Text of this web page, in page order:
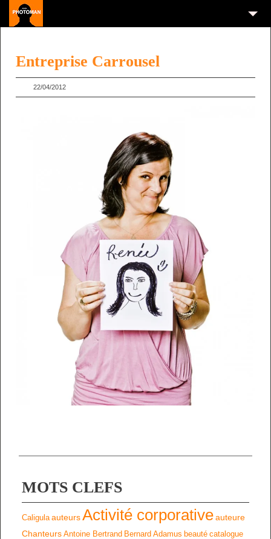
Entreprise Carrousel
22/04/2012
MOTS CLEFS
Caligula auteursActivité corporativeauteure
Chanteurs Antoine Bertrand Bernard Adamus beauté catalogue